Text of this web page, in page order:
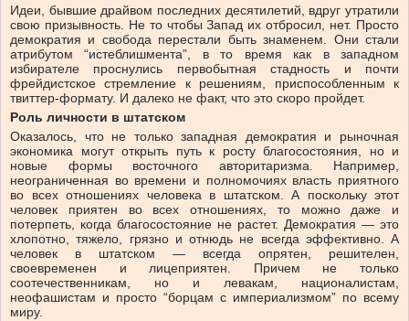
Идеи, бывшие драйвом последних десятилетий, вдруг утратили
свою призывность. Не то чтобы Запад их отбросил, нет. Просто
демократия и свобода перестали быть знаменем. Они стали
атрибутом “истеблишмента”, в то время как в западном
избирателе проснулись первобытная стадность и почти
фрейдистское стремление к решениям, приспособленным к
твиттер-формату. И далеко не факт, что это скоро пройдет.
Роль личности в штатском
Оказалось, что не только западная демократия и рыночная
экономика могут открыть путь к росту благосостояния, но и
новые формы восточного авторитаризма. Например,
неограниченная во времени и полномочиях власть приятного
во всех отношениях человека в штатском. А поскольку этот
человек приятен во всех отношениях, то можно даже и
потерпеть, когда благосостояние не растет. Демократия — это
хлопотно, тяжело, грязно и отнюдь не всегда эффективно. А
человек в штатском — всегда опрятен, решителен,
своевременен и лицеприятен. Причем не только
соотечественникам, но и левакам, националистам,
неофашистам и просто “борцам с империализмом” по всему
миру.